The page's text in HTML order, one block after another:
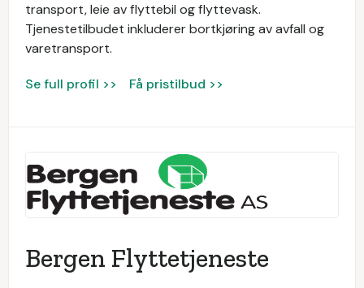
transport, leie av flyttebil og flyttevask.
Tjenestetilbudet inkluderer bortkjøring av avfall og
varetransport.
Se full profil >> Få pristilbud >>
Bergen Flyttetjeneste